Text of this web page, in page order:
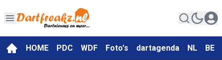
HOME PDC WDF Foto's dartagenda NL BE